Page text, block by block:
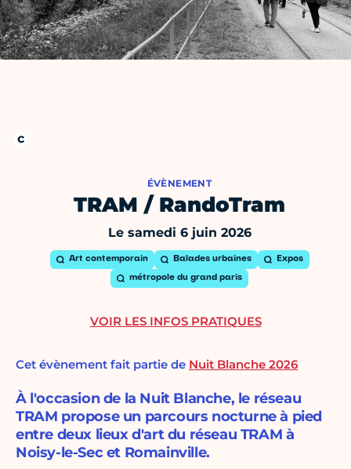
ÉVÈNEMENT
TRAM / RandoTram
Le samedi 6 juin 2026
Art contemporain Balades urbaines Expos
métropole du grand paris
Cet évènement fait partie de Nuit Blanche 2026
À l'occasion de la Nuit Blanche, le réseau
TRAM propose un parcours nocturne à pied
entre deux lieux d'art du réseau TRAM à
Noisy-le-Sec et Romainville.
VOIR LES INFOS PRATIQUES